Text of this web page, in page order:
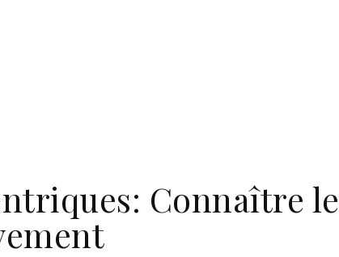
Connaître le